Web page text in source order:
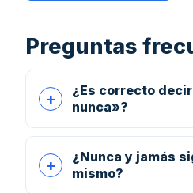
Preguntas
¿Es correcto
nunca»?
¿Nunca y jamás
mismo?